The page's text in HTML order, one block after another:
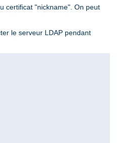
certificat "nickname". On peut
le serveur LDAP pendant